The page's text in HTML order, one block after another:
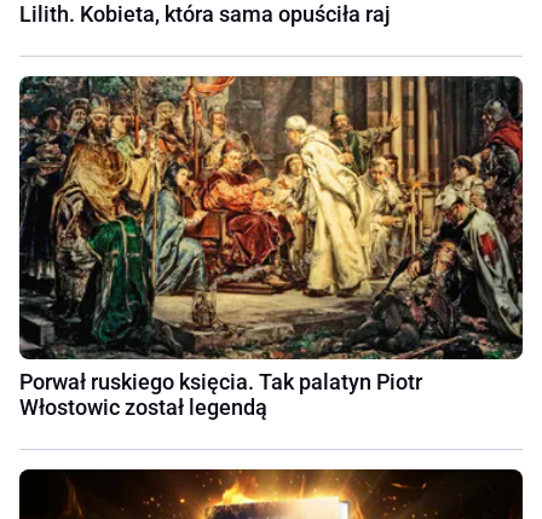
Lilith. Kobieta, która sama opuściła raj
Porwał ruskiego księcia. Tak palatyn Piotr
Włostowic został legendą